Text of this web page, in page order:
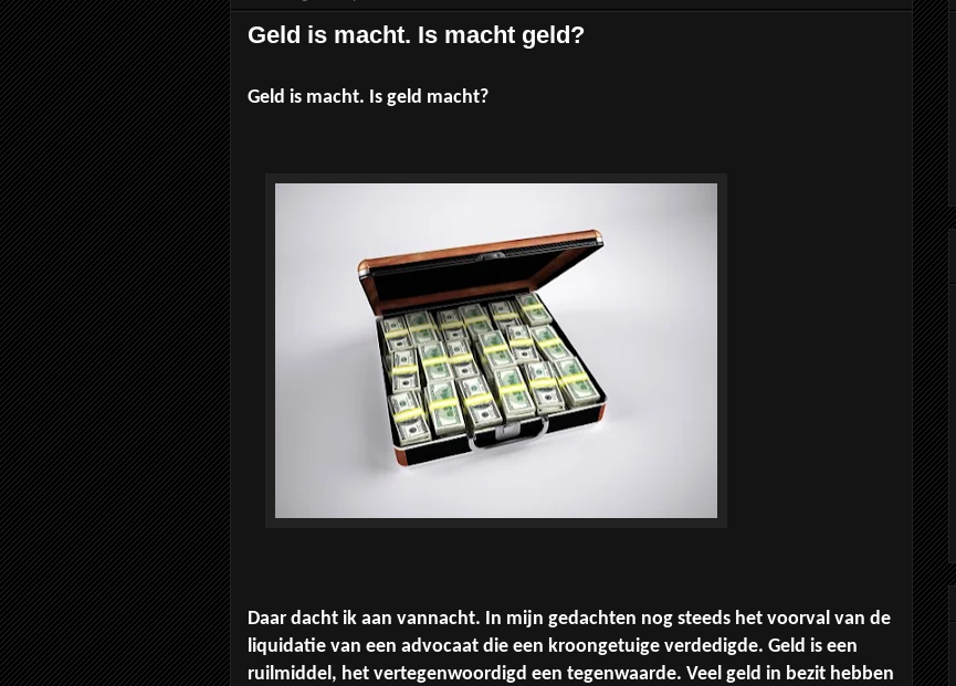
Geld is macht. Is macht geld?
Geld is macht. Is geld macht?
Daar dacht ik aan vannacht. In mijn gedachten nog steeds het voorval van de
liquidatie van een advocaat die een kroongetuige verdedigde. Geld is een
ruilmiddel, het vertegenwoordigd een tegenwaarde. Veel geld in bezit hebben